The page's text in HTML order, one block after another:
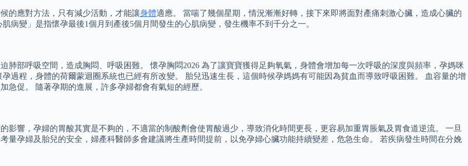
的應對方法，只有減少活動，才能讓身體適應。 當喘了幾個星期，情況漸漸好轉，接下來即將面對產痛刺激心臟，造成心臟的
病變」是指懷孕最後1個月到產後5個月間發生的心肌病變，發生機率不到千分之一。
肺部呼吸空間，造成胸悶、呼吸困難。 懷孕胸悶2026 為了讓寶寶獲得足夠氧氣，身體會增加每一次呼吸的深度與頻率，孕媽咪
過程，身體的荷爾蒙迴圈系統也已經有所改變。 胎兒迅速生長，這個時候孕媽媽有可能因為貧血而導致呼吸困難。 血容量的增
急促。 隨著孕期的進展，許多孕婦都會有氣短的經歷。
影響，孕婦的胃酸其實是不夠的，不適當的制酸劑會使胃酸過少，導致消化時間更長，更容易加重胃脹氣及胃食道逆流。 一旦
量孕婦及胎兒的安全，婦產科醫師多會建議將生產時間提前，以免孕婦心臟功能持續變差，危急生命。 若疾病發生時間在分娩